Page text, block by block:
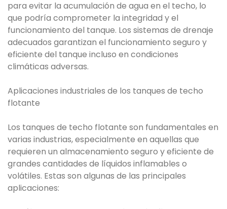
para evitar la acumulación de agua en el techo, lo
que podría comprometer la integridad y el
funcionamiento del tanque. Los sistemas de drenaje
adecuados garantizan el funcionamiento seguro y
eficiente del tanque incluso en condiciones
climáticas adversas.
Aplicaciones industriales de los tanques de techo
flotante
Los tanques de techo flotante son fundamentales en
varias industrias, especialmente en aquellas que
requieren un almacenamiento seguro y eficiente de
grandes cantidades de líquidos inflamables o
volátiles. Estas son algunas de las principales
aplicaciones: